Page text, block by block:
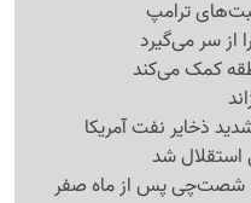
ترامپ
از سر می‌گیرد
کمک می‌کند
ذخایر نفت آمریکا
استقلال شد
شصت‌چی پس از ماه صفر